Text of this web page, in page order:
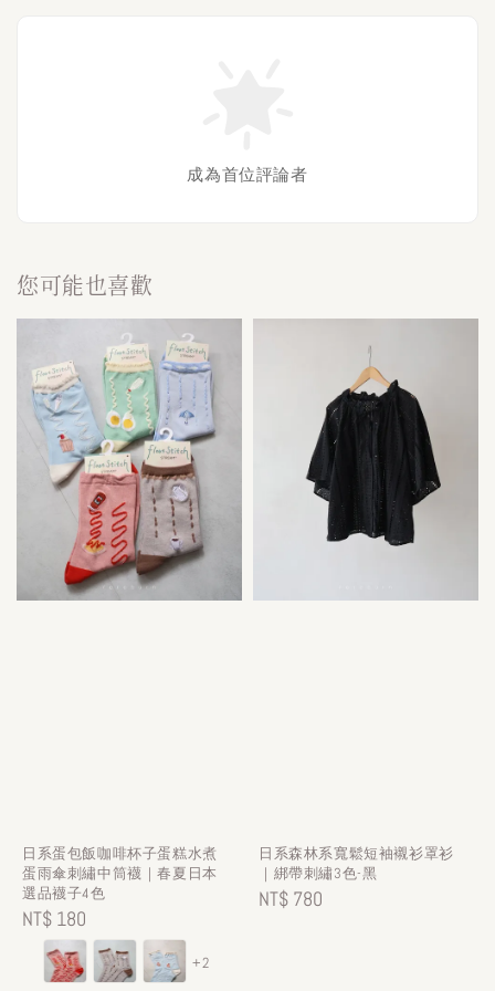
成為首位評論者
您可能也喜歡
日系蛋包飯咖啡杯子蛋糕水煮
蛋雨傘刺繡中筒襪｜春夏日本
選品襪子4色
Regular
price
NT$ 180
+2
日系森林系寬鬆短袖襯衫罩衫
｜綁帶刺繡3色-黑
Regular
NT$ 780